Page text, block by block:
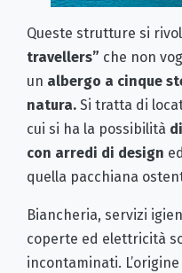
Queste strutture si
travellers” che non
un albergo a cinque
natura. Si tratta di
cui si ha la possibilità
con arredi di design
quella pacchiana
Biancheria, servizi
coperte ed elettricità
incontaminati.